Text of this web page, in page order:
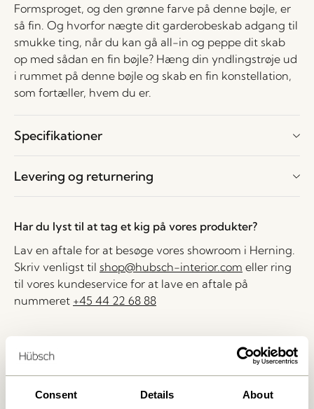
Consent Details About
Formsproget, og den grønne farve på denne bøjle, er
så fin. Og hvorfor nægte dit garderobeskab adgang til
smukke ting, når du kan gå all-in og peppe dit skab
op med sådan en fin bøjle? Hæng din yndlingstrøje ud
i rummet på denne bøjle og skab en fin konstellation,
som fortæller, hvem du er.
Specifikationer
Levering og returnering
Har du lyst til at tag et kig på vores produkter?
Lav en aftale for at besøge vores showroom i Herning.
Skriv venligst til shop@hubsch-interior.com eller ring
til vores kundeservice for at lave en aftale på
nummeret +45 44 22 68 88
Levering indenfor 1-4 hverdage
30 dages returret
Fri fragt over499 DKK*